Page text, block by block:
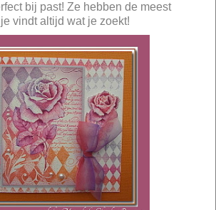
bij past! Ze hebben de meest
vindt altijd wat je zoekt!